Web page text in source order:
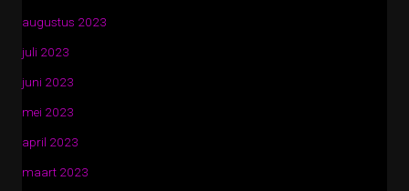
augustus 2023
juli 2023
juni 2023
mei 2023
april 2023
maart 2023